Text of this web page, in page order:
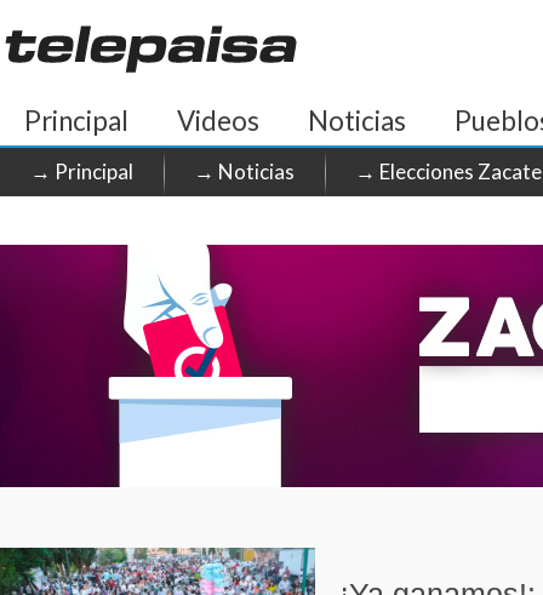
Principal Videos Noticias
→ Principal → Noticias → Elecciones